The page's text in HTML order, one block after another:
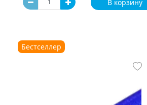
В корзину
Бестселлер